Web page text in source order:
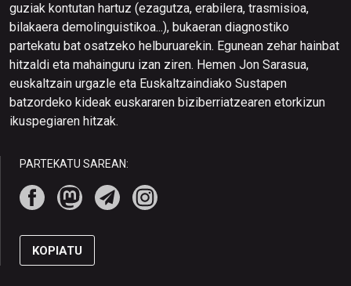
guziak kontutan hartuz (ezagutza, erabilera, trasmisioa,
bilakaera demolinguistikoa...), bukaeran diagnostiko
partekatu bat osatzeko helburuarekin. Egunean zehar hainbat
hitzaldi eta mahainguru izan ziren. Hemen Jon Sarasua,
euskaltzain urgazle eta Euskaltzaindiako Sustapen
batzordeko kideak euskararen biziberriatzearen etorkizun
ikuspegiaren hitzak.
PARTEKATU SAREAN:
KOPIATU